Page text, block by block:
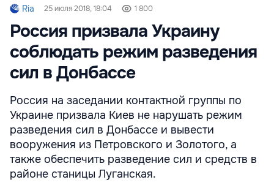
Ria 25 июля 2018, 18:04 1 800
Россия призвала Украину
соблюдать режим разведения
сил в Донбассе
Россия на заседании контактной группы по
Украине призвала Киев не нарушать режим
разведения сил в Донбассе и вывести
вооружения из Петровского и Золотого, а
также обеспечить разведение сил и средств в
районе станицы Луганская.